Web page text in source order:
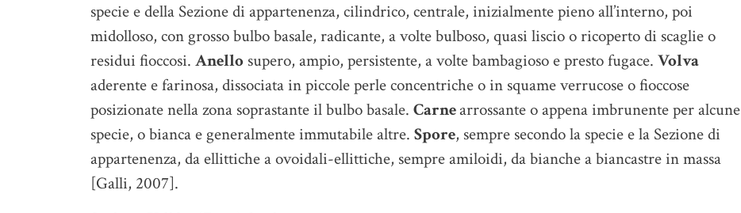
specie e della Sezione di appartenenza, cilindrico, centrale, inizialmente pieno all’interno, poi
midolloso, con grosso bulbo basale, radicante, a volte bulboso, quasi liscio o ricoperto di scaglie o
residui fioccosi. Anello supero, ampio, persistente, a volte bambagioso e presto fugace. Volva
aderente e farinosa, dissociata in piccole perle concentriche o in squame verrucose o fioccose
posizionate nella zona soprastante il bulbo basale. Carnearrossante o appena imbrunente per alcune
specie, o bianca e generalmente immutabile altre. Spore, sempre secondo la specie e la Sezione di
appartenenza, da ellittiche a ovoidali-ellittiche, sempre amiloidi, da bianche a biancastre in massa
[Galli, 2007].